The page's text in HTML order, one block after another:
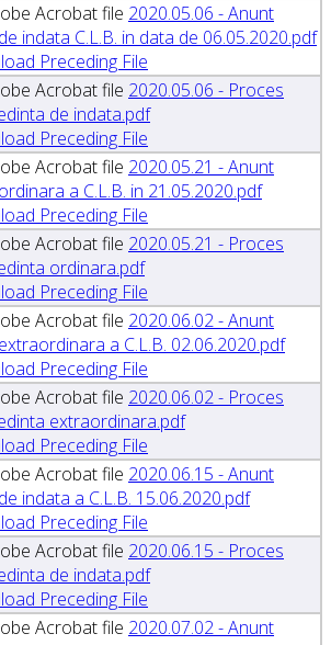
2020.05.06 - Anunt
indata C.L.B. in data de 06.05.2020.pdf
2020.05.06 - Proces
de indata.pdf
2020.05.21 - Anunt
a C.L.B. in 21.05.2020.pdf
2020.05.21 - Proces
ordinara.pdf
2020.06.02 - Anunt
a C.L.B. 02.06.2020.pdf
2020.06.02 - Proces
extraordinara.pdf
2020.06.15 - Anunt
indata a C.L.B. 15.06.2020.pdf
2020.06.15 - Proces
de indata.pdf
2020.07.02 - Anunt